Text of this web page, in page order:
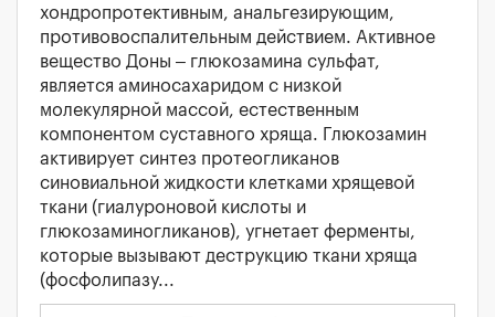
хондропротективным, анальгезирующим,
противовоспалительным действием. Активное
вещество Доны – глюкозамина сульфат,
является аминосахаридом с низкой
молекулярной массой, естественным
компонентом суставного хряща. Глюкозамин
активирует синтез протеогликанов
синовиальной жидкости клетками хрящевой
ткани (гиалуроновой кислоты и
глюкозаминогликанов), угнетает ферменты,
которые вызывают деструкцию ткани хряща
(фосфолипазу...